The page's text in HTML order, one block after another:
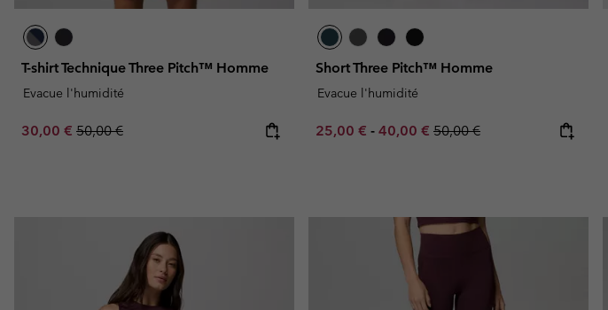
T-shirt Technique Three Pitch™ Homme
Evacue l'humidité
Sale price:
30,00 € Regular price:
50,00 €
Short Three Pitch™ Homme
Evacue l'humidité
Minimum sale price:
25,00 € - Maximum sale price:
40,00 € Regular price:
50,00 €